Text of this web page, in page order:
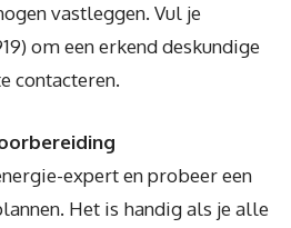
vastleggen. Vul je
om een erkend deskundige
contacteren.
expert en probeer een
Het is handig als je alle